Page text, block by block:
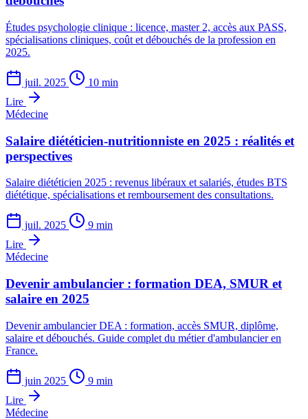
Études psychologie clinique : licence, master 2, accès aux PASS,
spécialisations cliniques, coût et débouchés de la profession en
2025.
juil. 2025
10 min
Lire
Médecine
Salaire diététicien-nutritionniste en 2025 : réalités et
perspectives
Salaire diététicien 2025 : revenus libéraux et salariés, études BTS
diététique, spécialisations et remboursement des consultations.
juil. 2025
9 min
Lire
Médecine
Devenir ambulancier : formation DEA, SMUR et
salaire en 2025
Devenir ambulancier DEA : formation, accès SMUR, diplôme,
salaire et débouchés. Guide complet du métier d'ambulancier en
France.
juin 2025
9 min
Lire
Médecine